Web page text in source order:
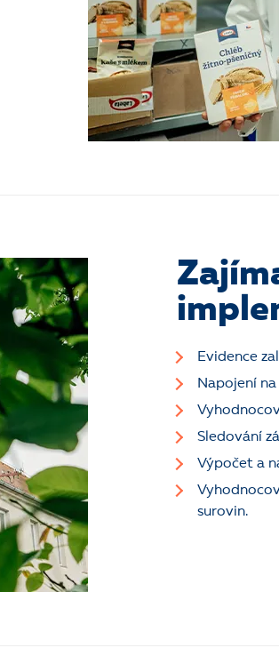
Evidence
Napojení
Sledování
Výpočet a
surovin.